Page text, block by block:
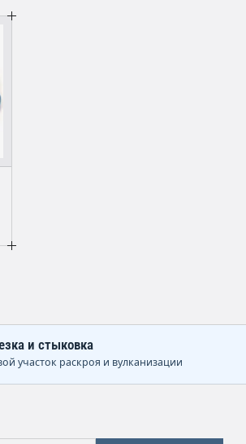
и стыковка
участок раскроя и вулканизации